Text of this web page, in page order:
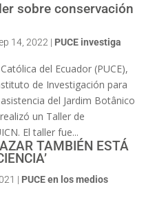
sobre conservación
14, 2022 | PUCE investiga
del Ecuador (PUCE),
de Investigación para
del Jardim Botânico
un Taller de
El taller fue...
AZAR TAMBIÉN ESTÁ
| PUCE en los medios